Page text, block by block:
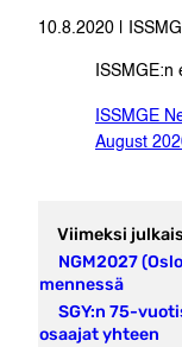
10.8.2020 |
ISSMGE
August
Viimeksi
NGM2027
mennessä
SGY:n 75-
osaajat yhteen